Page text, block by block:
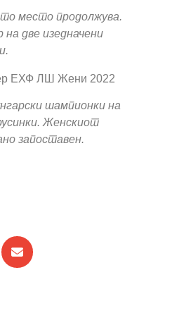
место продолжува.
две изедначени
ЕХФ ЛШ Жени 2022
шампионки на
Женскиот
запоставен.